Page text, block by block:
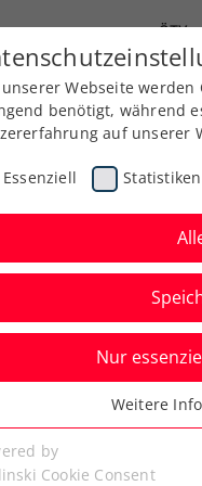
ÖTV
Ausbildung
NÖTV
Webseite werden
benötigt, während
auf unserer
Essenziell Statistiken
Nur
Cookies werden
benötigt. Dadurch
Weitere
by
Cookie Consent